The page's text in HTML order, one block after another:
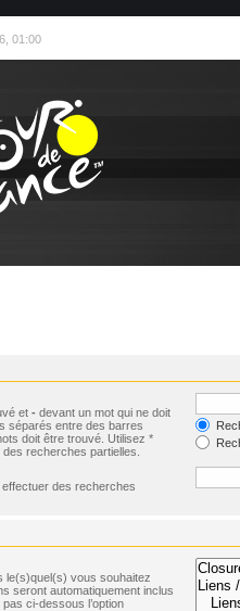
01:00
et - devant un mot qui ne doit
séparés entre des barres
doit être trouvé. Utilisez *
recherches partielles.
des recherches
le(s)quel(s) vous souhaitez
seront automatiquement inclus
ci-dessous l’option